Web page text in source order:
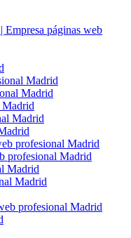
páginas web
Madrid
Madrid
Madrid
Madrid
profesional Madrid
profesional Madrid
Madrid
Madrid
profesional Madrid